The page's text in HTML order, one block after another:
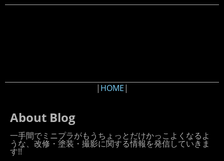
| HOME|
About Blog
一手間でミニプラがもうちょっとだけかっこよくなるよ
うな、改修・塗装・撮影に関する情報を発信していきま
す!!